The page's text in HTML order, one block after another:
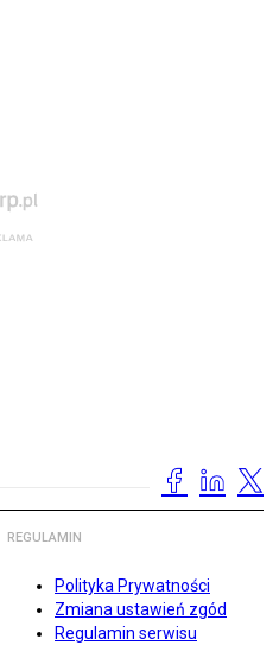
REGULAMIN
Polityka Prywatności
Zmiana ustawień zgód
Regulamin serwisu